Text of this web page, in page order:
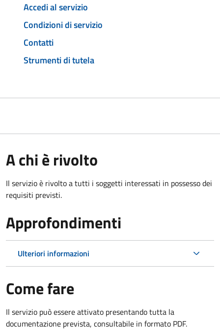
Accedi al servizio
Condizioni di servizio
Contatti
Strumenti di tutela
A chi è rivolto
Il servizio è rivolto a tutti i soggetti interessati in possesso dei
requisiti previsti.
Approfondimenti
Ulteriori informazioni
Come fare
Il servizio può essere attivato presentando tutta la
documentazione prevista, consultabile in formato PDF.